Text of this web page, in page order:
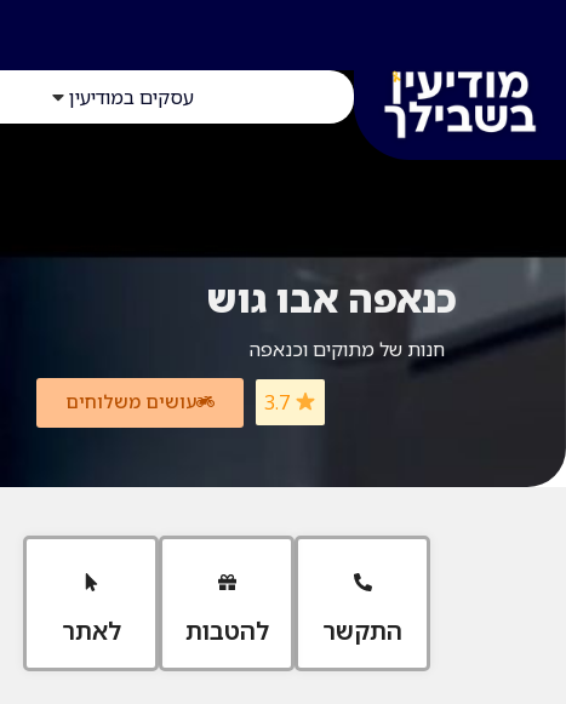
עסקים במודיעין
כנאפה אבו גוש
חנות של מתוקים וכנאפה
עושים משלוחים 3.7
התקשר להטבות לאתר